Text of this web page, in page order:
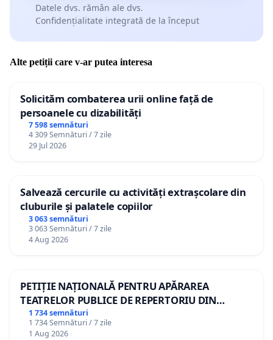
Datele dvs. rămân ale dvs.
Confidențialitate integrată de la început
Alte petiții care v-ar putea interesa
Solicităm combaterea urii online față de
persoanele cu dizabilități
7 598 semnături
4 309 Semnături / 7 zile
29 Jul 2026
Salvează cercurile cu activități extrașcolare din
cluburile și palatele copiilor
3 063 semnături
3 063 Semnături / 7 zile
4 Aug 2026
PETIȚIE NAȚIONALĂ PENTRU APĂRAREA
TEATRELOR PUBLICE DE REPERTORIU DIN
ROMÂNIA
1 734 semnături
1 734 Semnături / 7 zile
1 Aug 2026